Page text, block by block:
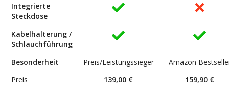
Integrierte
Steckdose
Kabelhalterung /
Schlauchführung
Besonderheit
Preis/Leistungssieger
Amazon
Preis
139,00 € 159,90 €